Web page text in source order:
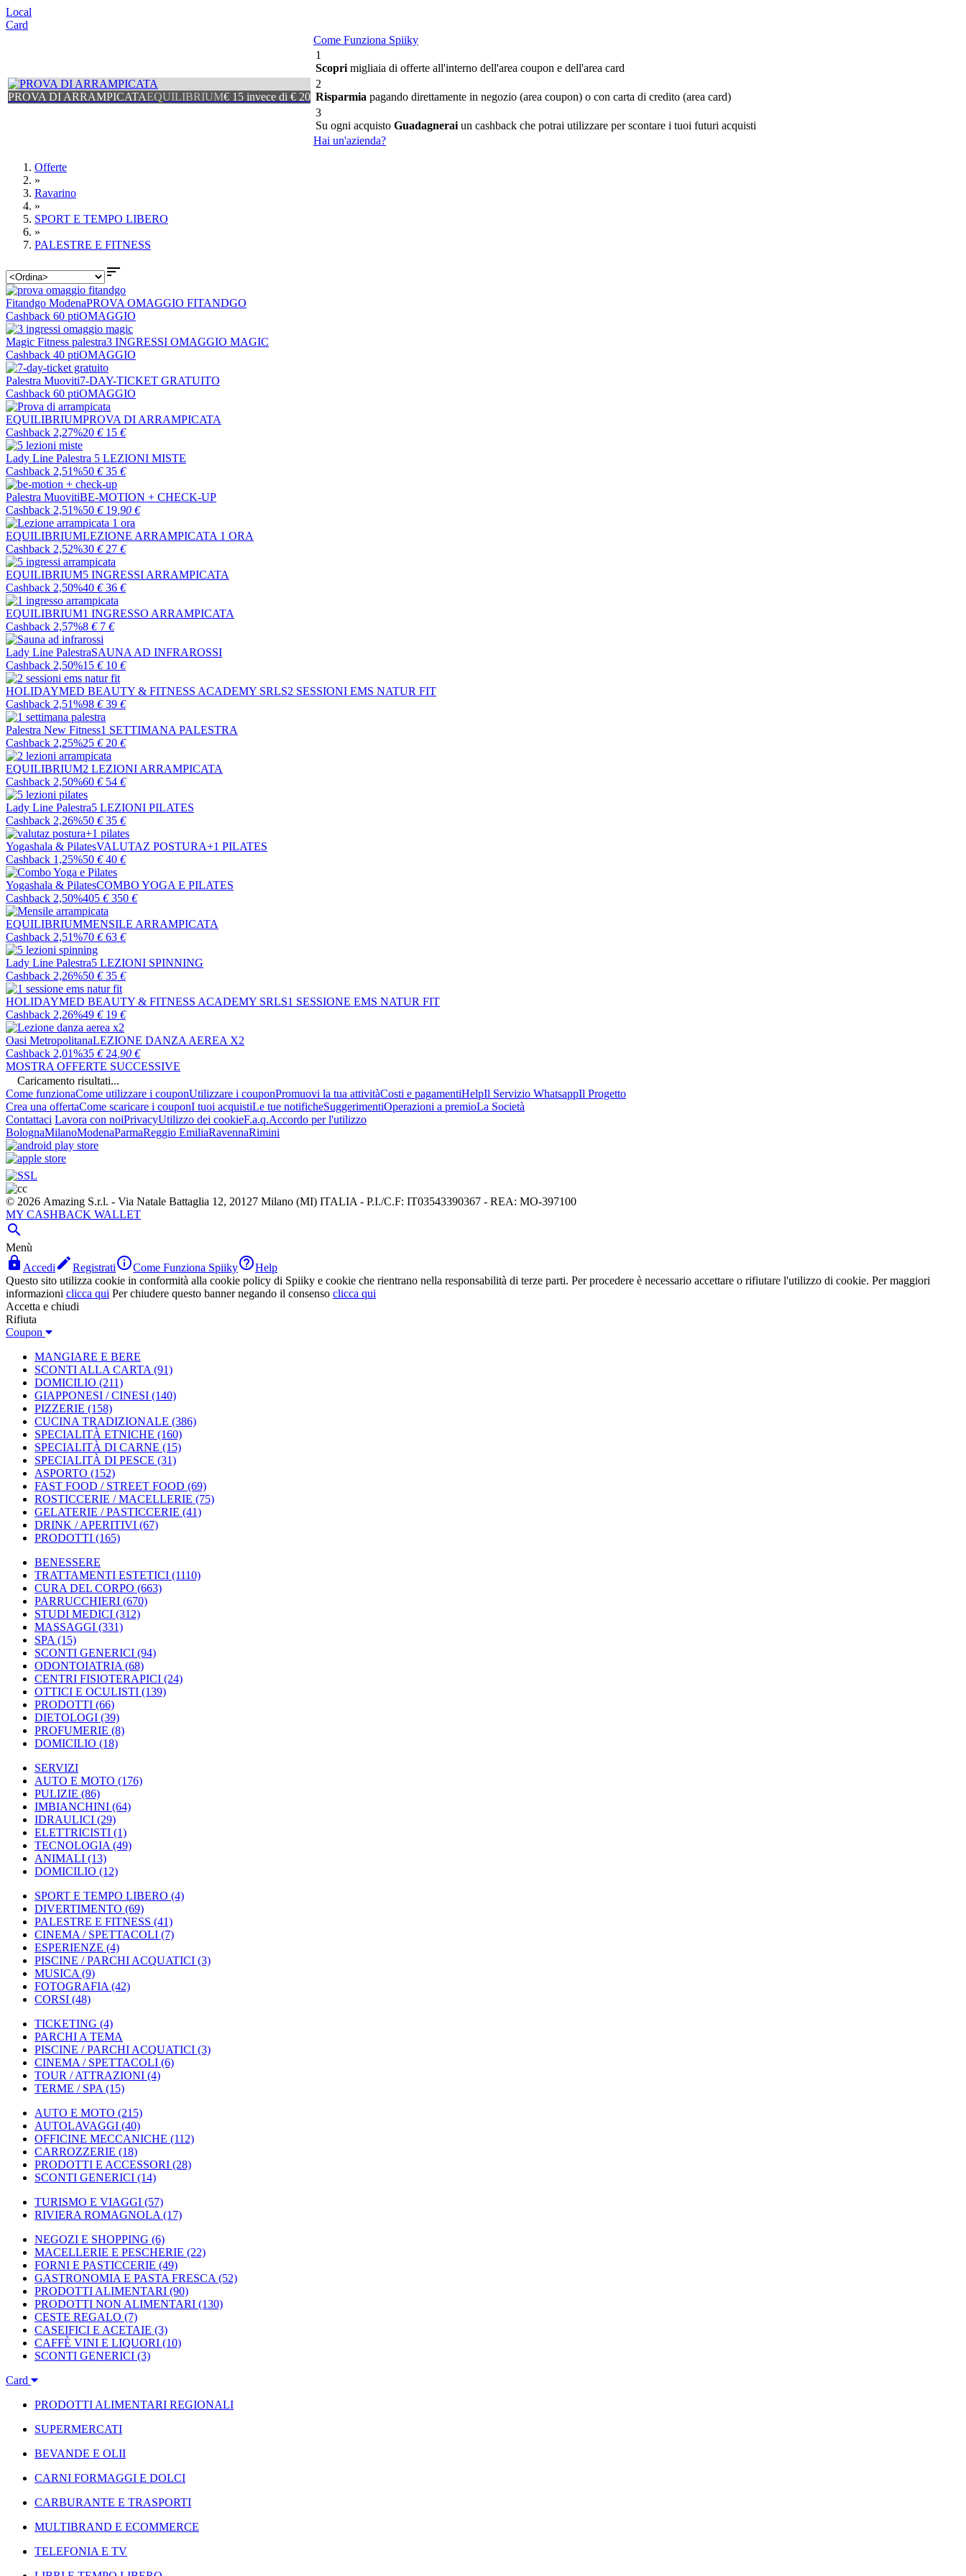
Local
Card
PROVA DI ARRAMPICATAEQUILIBRIUM€ 15 invece di € 20
Come Funziona Spiiky
1
Scopri migliaia di offerte all'interno dell'area coupon e dell'area card
2
Risparmia pagando direttamente in negozio (area coupon) o con carta di credito (area card)
3
Su ogni acquisto Guadagnerai un cashback che potrai utilizzare per scontare i tuoi futuri acquisti
Hai un'azienda?
Offerte
»
Ravarino
»
SPORT E TEMPO LIBERO
»
PALESTRE E FITNESS

Fitandgo ModenaPROVA OMAGGIO FITANDGO
Cashback 60 ptiOMAGGIO
Magic Fitness palestra3 INGRESSI OMAGGIO MAGIC
Cashback 40 ptiOMAGGIO
Palestra Muoviti7-DAY-TICKET GRATUITO
Cashback 60 ptiOMAGGIO
EQUILIBRIUMPROVA DI ARRAMPICATA
Cashback 2,27%20 € 15 €
Lady Line Palestra 5 LEZIONI MISTE
Cashback 2,51%50 € 35 €
Palestra MuovitiBE-MOTION + CHECK-UP
Cashback 2,51%50 € 19 ,90 €
EQUILIBRIUMLEZIONE ARRAMPICATA 1 ORA
Cashback 2,52%30 € 27 €
EQUILIBRIUM5 INGRESSI ARRAMPICATA
Cashback 2,50%40 € 36 €
EQUILIBRIUM1 INGRESSO ARRAMPICATA
Cashback 2,57%8 € 7 €
Lady Line PalestraSAUNA AD INFRAROSSI
Cashback 2,50%15 € 10 €
HOLIDAYMED BEAUTY & FITNESS ACADEMY SRLS2 SESSIONI EMS NATUR FIT
Cashback 2,51%98 € 39 €
Palestra New Fitness1 SETTIMANA PALESTRA
Cashback 2,25%25 € 20 €
EQUILIBRIUM2 LEZIONI ARRAMPICATA
Cashback 2,50%60 € 54 €
Lady Line Palestra5 LEZIONI PILATES
Cashback 2,26%50 € 35 €
Yogashala & PilatesVALUTAZ POSTURA+1 PILATES
Cashback 1,25%50 € 40 €
Yogashala & PilatesCOMBO YOGA E PILATES
Cashback 2,50%405 € 350 €
EQUILIBRIUMMENSILE ARRAMPICATA
Cashback 2,51%70 € 63 €
Lady Line Palestra5 LEZIONI SPINNING
Cashback 2,26%50 € 35 €
HOLIDAYMED BEAUTY & FITNESS ACADEMY SRLS1 SESSIONE EMS NATUR FIT
Cashback 2,26%49 € 19 €
Oasi MetropolitanaLEZIONE DANZA AEREA X2
Cashback 2,01%35 € 24 ,90 €
MOSTRA OFFERTE SUCCESSIVE
Caricamento risultati...
Come funzionaCome utilizzare i couponUtilizzare i couponPromuovi la tua attivitàCosti e pagamentiHelpIl Servizio WhatsappIl Progetto
Crea una offertaCome scaricare i couponI tuoi acquistiLe tue notificheSuggerimentiOperazioni a premioLa Società
Contattaci Lavora con noiPrivacyUtilizzo dei cookieF.a.q.Accordo per l'utilizzo
BolognaMilanoModenaParmaReggio EmiliaRavennaRimini
© 2026 Amazing S.r.l. - Via Natale Battaglia 12, 20127 Milano (MI) ITALIA - P.I./C.F: IT03543390367 - REA: MO-397100
MY CASHBACK WALLET

Menù
 Accedi RegistratiCome Funziona SpiikyHelp
Questo sito utilizza cookie in conformità alla cookie policy di Spiiky e cookie che rientrano nella responsabilità di terze parti. Per procedere è necessario accettare o rifiutare l'utilizzo di cookie. Per maggiori
informazioni clicca qui Per chiudere questo banner negando il consenso clicca qui
Accetta e chiudi
Rifiuta
Coupon
MANGIARE E BERE
SCONTI ALLA CARTA (91)
DOMICILIO (211)
GIAPPONESI / CINESI (140)
PIZZERIE (158)
CUCINA TRADIZIONALE (386)
SPECIALITÀ ETNICHE (160)
SPECIALITÀ DI CARNE (15)
SPECIALITÀ DI PESCE (31)
ASPORTO (152)
FAST FOOD / STREET FOOD (69)
ROSTICCERIE / MACELLERIE (75)
GELATERIE / PASTICCERIE (41)
DRINK / APERITIVI (67)
PRODOTTI (165)
BENESSERE
TRATTAMENTI ESTETICI (1110)
CURA DEL CORPO (663)
PARRUCCHIERI (670)
STUDI MEDICI (312)
MASSAGGI (331)
SPA (15)
SCONTI GENERICI (94)
ODONTOIATRIA (68)
CENTRI FISIOTERAPICI (24)
OTTICI E OCULISTI (139)
PRODOTTI (66)
DIETOLOGI (39)
PROFUMERIE (8)
DOMICILIO (18)
SERVIZI
AUTO E MOTO (176)
PULIZIE (86)
IMBIANCHINI (64)
IDRAULICI (29)
ELETTRICISTI (1)
TECNOLOGIA (49)
ANIMALI (13)
DOMICILIO (12)
SPORT E TEMPO LIBERO (4)
DIVERTIMENTO (69)
PALESTRE E FITNESS (41)
CINEMA / SPETTACOLI (7)
ESPERIENZE (4)
PISCINE / PARCHI ACQUATICI (3)
MUSICA (9)
FOTOGRAFIA (42)
CORSI (48)
TICKETING (4)
PARCHI A TEMA
PISCINE / PARCHI ACQUATICI (3)
CINEMA / SPETTACOLI (6)
TOUR / ATTRAZIONI (4)
TERME / SPA (15)
AUTO E MOTO (215)
AUTOLAVAGGI (40)
OFFICINE MECCANICHE (112)
CARROZZERIE (18)
PRODOTTI E ACCESSORI (28)
SCONTI GENERICI (14)
TURISMO E VIAGGI (57)
RIVIERA ROMAGNOLA (17)
NEGOZI E SHOPPING (6)
MACELLERIE E PESCHERIE (22)
FORNI E PASTICCERIE (49)
GASTRONOMIA E PASTA FRESCA (52)
PRODOTTI ALIMENTARI (90)
PRODOTTI NON ALIMENTARI (130)
CESTE REGALO (7)
CASEIFICI E ACETAIE (3)
CAFFÈ VINI E LIQUORI (10)
SCONTI GENERICI (3)
Card
PRODOTTI ALIMENTARI REGIONALI
SUPERMERCATI
BEVANDE E OLII
CARNI FORMAGGI E DOLCI
CARBURANTE E TRASPORTI
MULTIBRAND E ECOMMERCE
TELEFONIA E TV